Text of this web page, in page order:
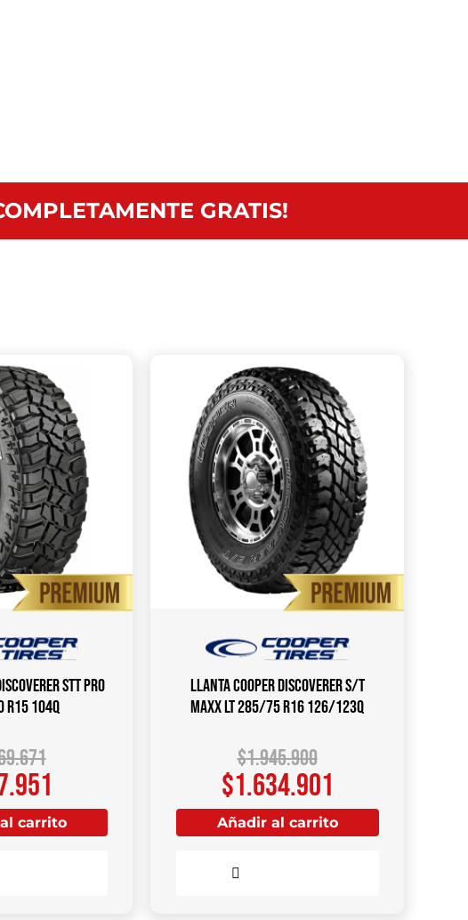
GRATIS!
STT PRO
R15 104Q
carrito
Llanta COOPER DISCOVERER S/T
MAXX LT 285/75 R16 126/123Q
$1.945.900
$1.634.901
Añadir al carrito